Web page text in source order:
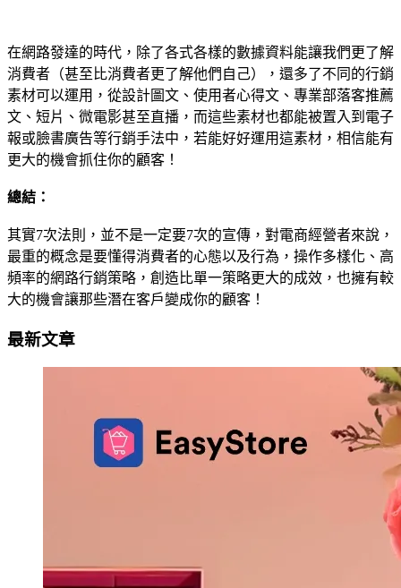
在網路發達的時代，除了各式各樣的數據資料能讓我們更了解
消費者（甚至比消費者更了解他們自己），還多了不同的行銷
素材可以運用，從設計圖文、使用者心得文、專業部落客推薦
文、短片、微電影甚至直播，而這些素材也都能被置入到電子
報或臉書廣告等行銷手法中，若能好好運用這素材，相信能有
更大的機會抓住你的顧客！
總結：
其實7次法則，並不是一定要7次的宣傳，對電商經營者來說，
最重的概念是要懂得消費者的心態以及行為，操作多樣化、高
頻率的網路行銷策略，創造比單一策略更大的成效，也擁有較
大的機會讓那些潛在客戶變成你的顧客！
最新文章